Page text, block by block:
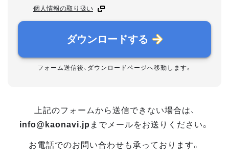
個人情報の取り扱い
ダウンロードする
フォーム送信後、ダウンロードページへ移動します。
上記のフォームから送信できない場合は、
info@kaonavi.jp までメールをお送りください。
お電話でのお問い合わせも承っております。